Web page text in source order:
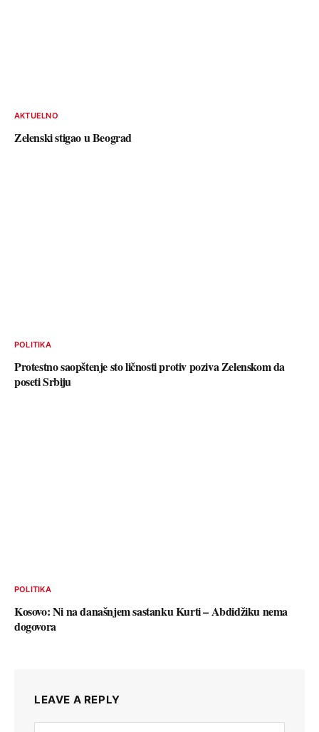
AKTUELNO
Zelenski stigao u Beograd
POLITIKA
Protestno saopštenje sto ličnosti protiv poziva Zelenskom da
poseti Srbiju
POLITIKA
Kosovo: Ni na današnjem sastanku Kurti – Abdidžiku nema
dogovora
LEAVE A REPLY